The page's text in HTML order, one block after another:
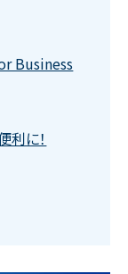
Business
利に！